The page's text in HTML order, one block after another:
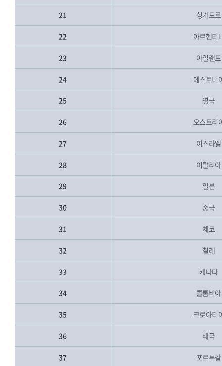
21 싱가포르
22 아르헨티
23 아일랜드
24 에스토니
25 영국
26 오스트리
27 이스라엘
28 이탈리아
29 일본
30 중국
31 체코
32 칠레
33 캐나다
34 콜롬비아
35 크로아티
36 태국
37 포르투갈